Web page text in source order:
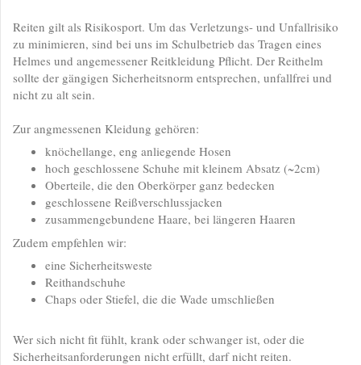
Reiten gilt als Risikosport. Um das Verletzungs- und Unfallrisiko
zu minimieren, sind bei uns im Schulbetrieb das Tragen eines
Helmes und angemessener Reitkleidung Pflicht. Der Reithelm
sollte der gängigen Sicherheitsnorm entsprechen, unfallfrei und
nicht zu alt sein.
Zur angmessenen Kleidung gehören:
knöchellange, eng anliegende Hosen
hoch geschlossene Schuhe mit kleinem Absatz (~2cm)
Oberteile, die den Oberkörper ganz bedecken
geschlossene Reißverschlussjacken
zusammengebundene Haare, bei längeren Haaren
Zudem empfehlen wir:
eine Sicherheitsweste
Reithandschuhe
Chaps oder Stiefel, die die Wade umschließen
Wer sich nicht fit fühlt, krank oder schwanger ist, oder die
Sicherheitsanforderungen nicht erfüllt, darf nicht reiten.